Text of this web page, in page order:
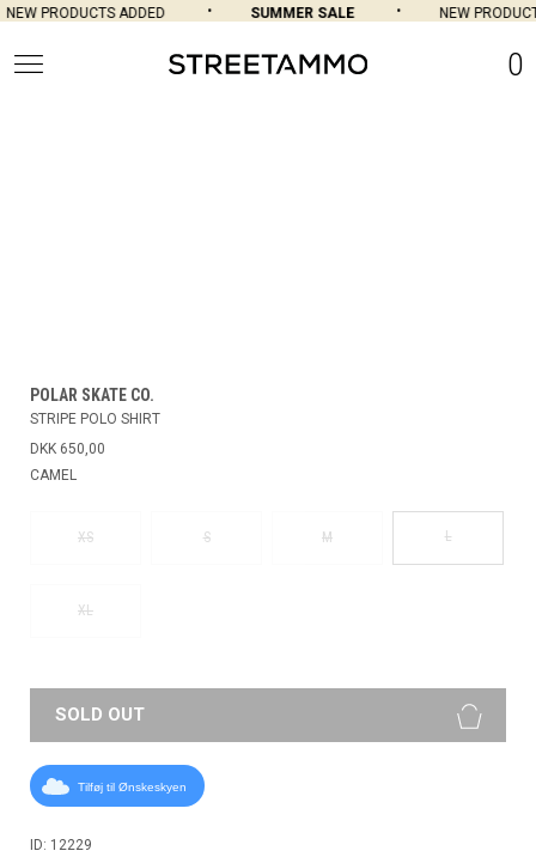
PRODUCTS ADDED SUMMER SALE NEW
0
POLAR SKATE CO.
STRIPE POLO SHIRT
DKK 650,00
CAMEL
XS S M L
XL
SOLD OUT
Tilføj til Ønskeskyen
ID: 12229